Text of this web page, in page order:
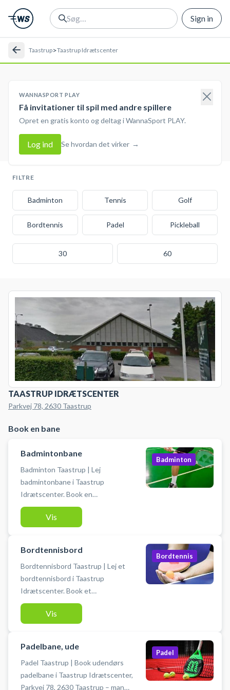
Sign in
Taastrup>Taastrup Idrætscenter
WANNASPORT PLAY
Få invitationer til spil med andre spillere
Opret en gratis konto og deltag i WannaSport PLAY.
Log ind Se hvordan det virker →
FILTRE
Badminton Tennis Golf
Bordtennis Padel Pickleball
30 60
TAASTRUP IDRÆTSCENTER
Parkvej 78, 2630 Taastrup
Book en bane
Badmintonbane
Badminton Taastrup | Lej
badmintonbane i Taastrup
Idrætscenter. Book en
badmintonbane og spil badminton i
Taastrup. Medbring selv ketcher
Idrætscenter. Du finder gratis
parkering lige ved idrætscentret.
Vis
Badminton
Bordtennisbord
Bordtennisbord Taastrup | Lej et
bordtennisbord i Taastrup
Idrætscenter. Book et
bordtennisbord og spil bordtennis i
Taastrup. Du skal selv medbringe
der skal spille. Ikke adgang for
gæster. Max 4 spillere per bord.
Vis
Bordtennis
Padelbane, ude
Padel Taastrup | Book udendørs
padelbane i Taastrup Idrætscenter,
Parkvej 78, 2630 Taastrup – man
Padel